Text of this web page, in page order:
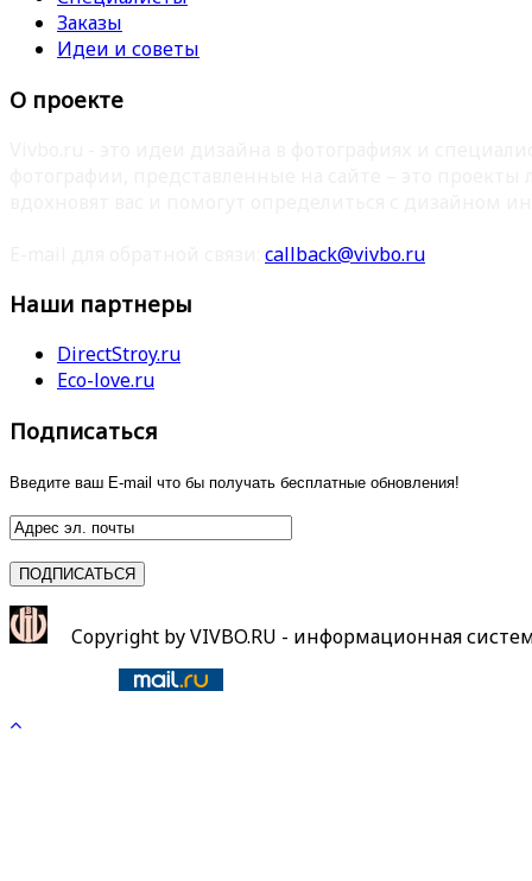
Заказы
Идеи и советы
О проекте
callback@vivbo.ru
Наши партнеры
DirectStroy.ru
Eco-love.ru
Подписаться
Введите ваш E-mail что бы получать бесплатные обновления!
Copyright by VIVBO.RU - информационная